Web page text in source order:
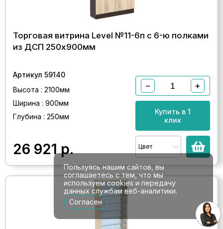
Торговая витрина Level №11-6п с 6-ю полками
из ДСП 250х900мм
Артикул 59140
Высота : 2100мм
Ширина : 900мм
Глубина : 250мм
26 921р.
− +
Купить в 1
клик
Цвет
Пользуясь нашим сайтов, вы
соглашаетесь с тем, что мы
используем cookies и передачу
данных службам веб-аналитики.
Согласен